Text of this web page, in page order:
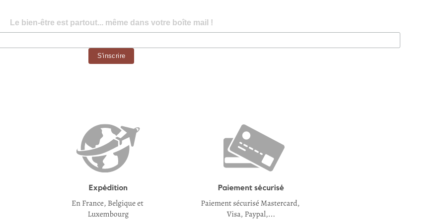
Le bien-être est partout... même dans votre boîte mail !